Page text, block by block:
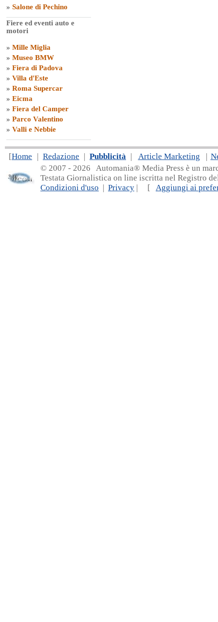
» Salone di Pechino
Fiere ed eventi auto e
motori
» Mille Miglia
» Museo BMW
» Fiera di Padova
» Villa d'Este
» Roma Supercar
» Eicma
» Fiera del Camper
» Parco Valentino
» Valli e Nebbie
[Home | Redazione | Pubblicità | Article Marketing |
© 2007 - 2026 Automania® Media Press è un
Testata Giornalistica on line iscritta nel Registro
Condizioni d'uso | Privacy | [ Aggiungi ai